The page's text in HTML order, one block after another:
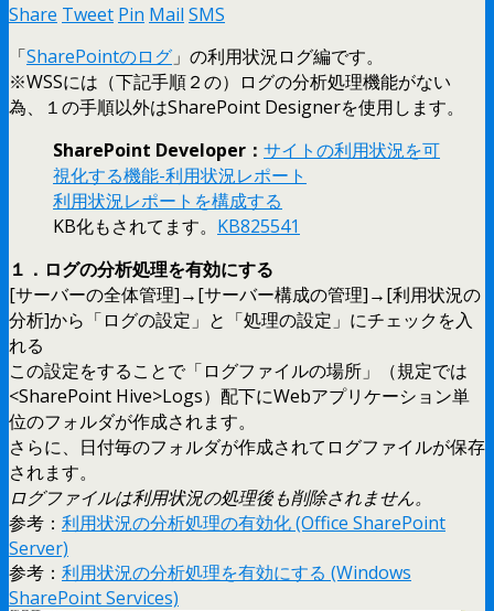
Share Tweet Pin Mail SMS
「SharePointのログ 」の利用状況ログ編です。
※WSSには（下記手順２の）ログの分析処理機能がない
為、１の手順以外はSharePoint Designerを使用します。
SharePoint Developer： サイトの利用状況を可
視化する機能-利用状況レポート
利用状況レポートを構成する
KB化もされてます。 KB825541
１．ログの分析処理を有効にする
[サーバーの全体管理]→[サーバー構成の管理]→[利用状況の
分析]から「ログの設定」と「処理の設定」にチェックを入
れる
この設定をすることで「ログファイルの場所」（規定では
<SharePoint Hive>Logs）配下にWebアプリケーション単
位のフォルダが作成されます。
さらに、日付毎のフォルダが作成されてログファイルが保存
されます。
ログファイルは利用状況の処理後も削除されません。
参考： 利用状況の分析処理の有効化 (Office SharePoint
Server)
参考： 利用状況の分析処理を有効にする (Windows
SharePoint Services)